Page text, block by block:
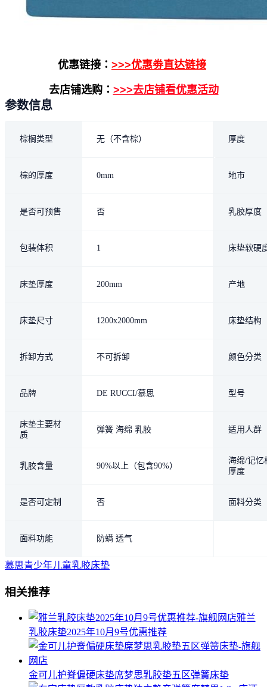
优惠链接： >>>优惠劵直达链接
去店铺选购： >>>去店铺看优惠活动
参数信息
棕榈类型 无（不含棕） 厚度
棕的厚度 0mm 地市
是否可预售 否 乳胶厚度
包装体积 1 床垫软硬
床垫厚度 200mm 产地
床垫尺寸 1200x2000mm 床垫结构
拆卸方式 不可拆卸 颜色分类
品牌 DE RUCCI/慕思 型号
床垫主要材
质
弹簧 海绵 乳胶 适用人群
乳胶含量 90%以上（包含90%）
海绵/记忆
厚度
是否可定制 否 面料分类
面料功能 防螨 透气
慕思青少年儿童乳胶床垫
相关推荐
雅兰
乳胶床垫2025年10月9号优惠推荐
金可儿护脊偏硬床垫席梦思乳胶垫五区弹簧床垫